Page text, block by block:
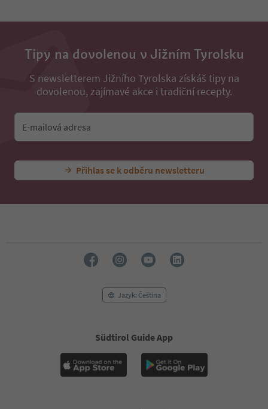
Tipy na dovolenou v Jižním Tyrolsku
S newsletterem Jižního Tyrolska získáš tipy na
dovolenou, zajímavé akce i tradiční recepty.
E-mailová adresa
Přihlas se k odběru newsletteru
Jazyk: Čeština
Südtirol Guide App